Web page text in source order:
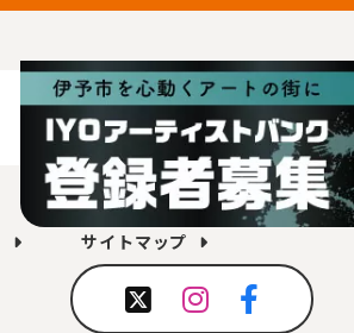
サイトマップ